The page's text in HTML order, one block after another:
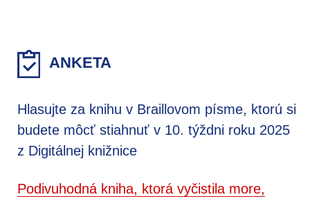
ANKETA
Hlasujte za knihu v Braillovom písme, ktorú si
budete môcť stiahnuť v 10. týždni roku 2025
z Digitálnej knižnice
Podivuhodná kniha, ktorá vyčistila more,